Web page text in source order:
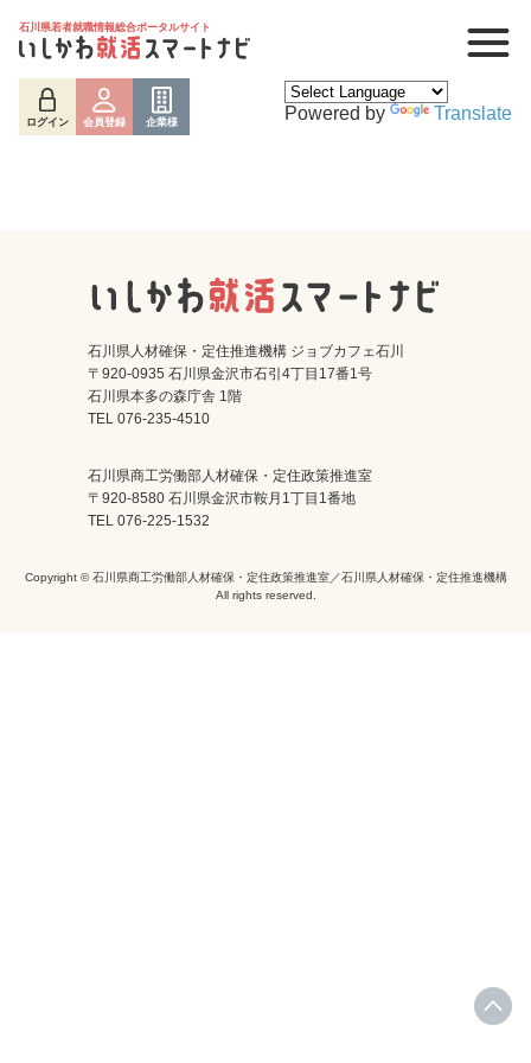
石川県若者就職情報総合ポータルサイト
ログイン 会員登録 企業様 Powered by Translate
ログイン
石川県人材確保・定住推進機構 ジョブカフェ石川
〒920-0935 石川県金沢市石引4丁目17番1号
石川県本多の森庁舎 1階
TEL 076-235-4510
石川県商工労働部人材確保・定住政策推進室
〒920-8580 石川県金沢市鞍月1丁目1番地
TEL 076-225-1532
Copyright © 石川県商工労働部人材確保・定住政策推進室／石川県人材確保・定住推進機構
All rights reserved.